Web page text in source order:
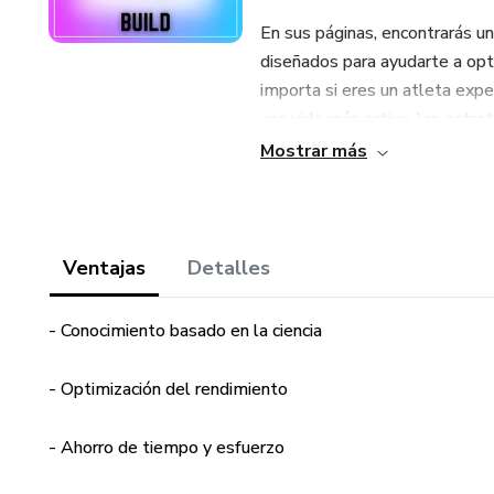
En sus páginas, encontrarás
diseñados para ayudarte a
importa si eres un atleta
una vida más activa, las
alcanzar tus metas de forma
objetivos. Descubre cómo
Mostrar más
Ventajas Detalles
- Conocimiento basado en la ciencia
- Optimización del rendimiento
- Ahorro de tiempo y esfuerzo